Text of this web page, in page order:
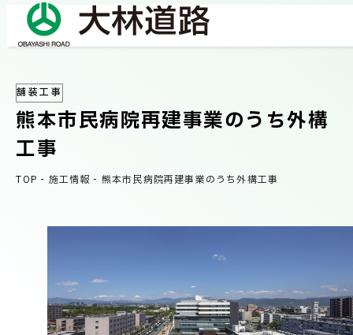
COMPANY
会社情報
サステナビリティ
ネットワーク
BUSINESS
施工事例
舗装工事
熊本市民病院再建事業のうち外構
工事
TOP - 施工情報 - 熊本市民病院再建事業のうち外構工事